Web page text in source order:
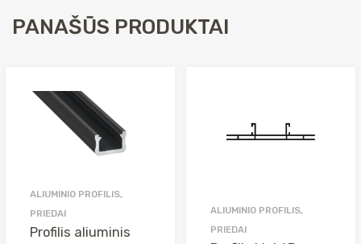
PANAŠŪS PRODUKTAI
ALIUMINIO PROFILIS,
PRIEDAI
Profilis aliuminis
ALIUMINIO PROFILIS,
PRIEDAI